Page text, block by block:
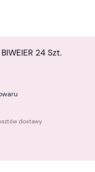
24 Szt.
dostawy